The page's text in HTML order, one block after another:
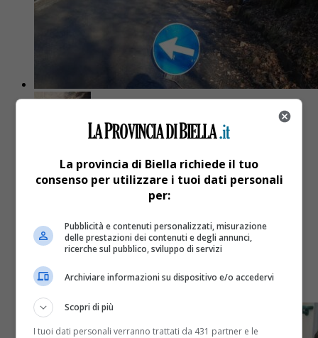
Attualità 2 anni fa
Galleria Rosazza: l’obiettivo è la
riapertura entro l’estate 2025
La risistemazione della strada è uno dei lavori più
impegnativi da parte dell’amministrazione
provinciale
La provincia di Biella richiede il tuo
consenso per utilizzare i tuoi dati personali
per:
Pubblicità e contenuti personalizzati, misurazione
delle prestazioni dei contenuti e degli annunci,
ricerche sul pubblico, sviluppo di servizi
Archiviare informazioni su dispositivo e/o accedervi
Scopri di più
I tuoi dati personali verranno trattati da 431 partner e le